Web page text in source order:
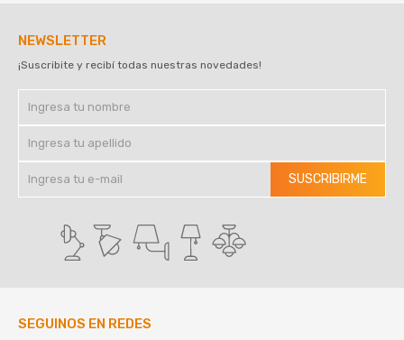
NEWSLETTER
¡Suscribite y recibí todas nuestras novedades!
SUSCRIBIRME
SEGUINOS EN REDES